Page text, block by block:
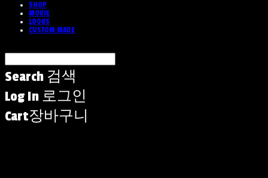
SHOP
MOVIE
LOOKS
CUSTOM MADE
Search 검색
Log In 로그인
Cart장바구니